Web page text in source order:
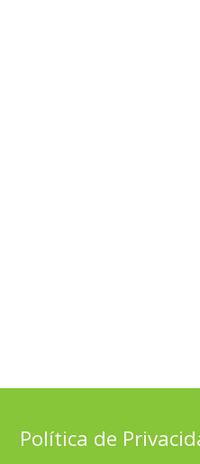
Política de